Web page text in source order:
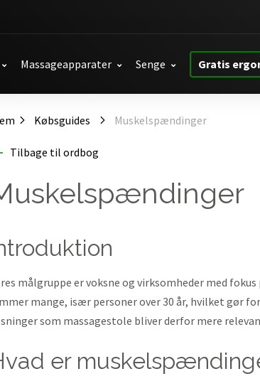
Massageapparater Senge Gratis
Købsguides Muskelspændinger
Tilbage til ordbog
målgruppe er voksne og virksomheder med fokus
mange, især personer over 30 år, hvilket gør
som massagestole bliver derfor mere
hvad er